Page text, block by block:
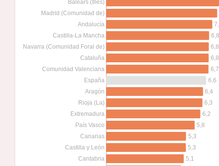
Cantabria
Castilla y León
Canarias
País Vasco
Extremadura
Rioja (La)
Aragón
España
Comunidad Valenciana
Cataluña
Navarra (Comunidad Foral de)
Castilla-La Mancha
Andalucía
Madrid (Comunidad de)
Balears (Illes)
5,1
5,3
5,3
5,8
6,2
6,3
6,4
6,6
6,7
6,8
6,8
6,8